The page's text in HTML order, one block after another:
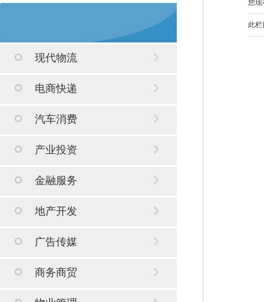
现代物流
电商快递
汽车消费
产业投资
金融服务
地产开发
广告传媒
商务商贸
您
此